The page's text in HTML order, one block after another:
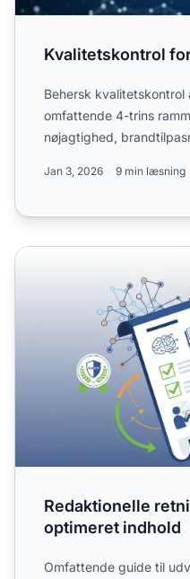
Kvalitetskontrol
Behersk
omfattende 4-trins
nøjagtighed,
Jan 3, 2026 9 min læsning
Redaktionelle
Redaktionelle
optimeret indhold
Omfattende guide til